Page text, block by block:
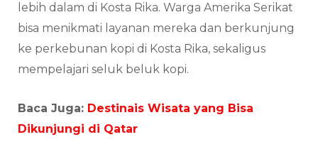
lebih dalam di Kosta Rika. Warga Amerika Serikat
bisa menikmati layanan mereka dan berkunjung
ke perkebunan kopi di Kosta Rika, sekaligus
mempelajari seluk beluk kopi.
Baca Juga: Destinais Wisata yang Bisa
Dikunjungi di Qatar